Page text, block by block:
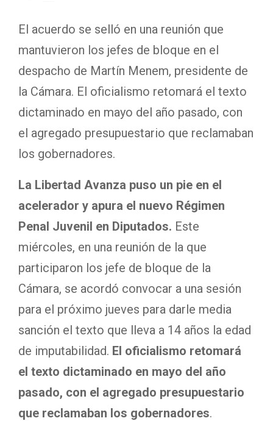
El acuerdo se selló en una reunión que
mantuvieron los jefes de bloque en el
despacho de Martín Menem, presidente de
la Cámara. El oficialismo retomará el texto
dictaminado en mayo del año pasado, con
el agregado presupuestario que reclamaban
los gobernadores.
La Libertad Avanza puso un pie en el
acelerador y apura el nuevo Régimen
Penal Juvenil en Diputados. Este
miércoles, en una reunión de la que
participaron los jefe de bloque de la
Cámara, se acordó convocar a una sesión
para el próximo jueves para darle media
sanción el texto que lleva a 14 años la edad
de imputabilidad. El oficialismo retomará
el texto dictaminado en mayo del año
pasado, con el agregado presupuestario
que reclamaban los gobernadores.